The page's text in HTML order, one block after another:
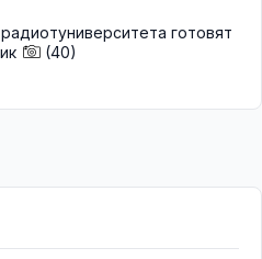
готовят
(40)